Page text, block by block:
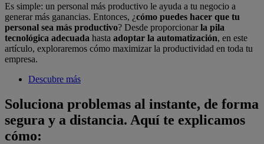
Es simple: un personal más productivo le ayuda a tu negocio a
generar más ganancias. Entonces, ¿cómo puedes hacer que tu
personal sea más productivo? Desde proporcionarla pila
tecnológica adecuada hasta adoptar la automatización, en este
artículo, exploraremos cómo maximizar la productividad en toda tu
empresa.
Descubre más
Soluciona problemas al instante, de forma
segura y a distancia. Aquí te explicamos
cómo: